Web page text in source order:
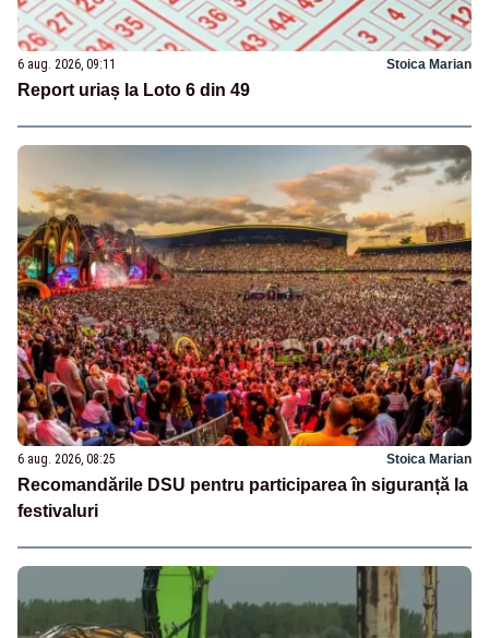
6 aug. 2026, 09:11 Stoica Marian
Report uriaș la Loto 6 din 49
6 aug. 2026, 08:25 Stoica Marian
Recomandările DSU pentru participarea în siguranță la
festivaluri